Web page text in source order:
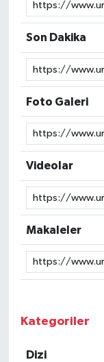
Son Dakika
Foto Galeri
Videolar
Makaleler
Kategoriler
Dizi
Haber Arşivi